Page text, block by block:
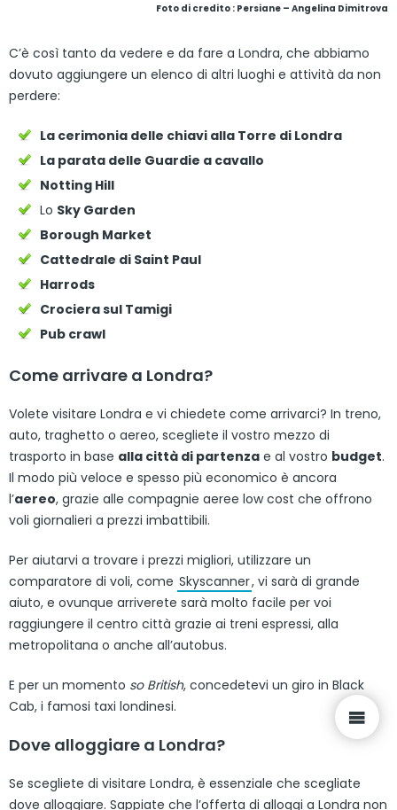
Foto di credito : Persiane – Angelina Dimitrova
C’è così tanto da vedere e da fare a Londra, che abbiamo
dovuto aggiungere un elenco di altri luoghi e attività da non
perdere:
La cerimonia delle chiavi alla Torre di Londra
La parata delle Guardie a cavallo
Notting Hill
Lo Sky Garden
Borough Market
Cattedrale di Saint Paul
Harrods
Crociera sul Tamigi
Pub crawl
Come arrivare a Londra?
Volete visitare Londra e vi chiedete come arrivarci? In treno,
auto, traghetto o aereo, scegliete il vostro mezzo di
trasporto in base alla città di partenza e al vostro budget.
Il modo più veloce e spesso più economico è ancora
l’aereo, grazie alle compagnie aeree low cost che offrono
voli giornalieri a prezzi imbattibili.
Per aiutarvi a trovare i prezzi migliori, utilizzare un
comparatore di voli, come Skyscanner, vi sarà di grande
aiuto, e ovunque arriverete sarà molto facile per voi
raggiungere il centro città grazie ai treni espressi, alla
metropolitana o anche all’autobus.
E per un momento so British, concedetevi un giro in Black
Cab, i famosi taxi londinesi.
Dove alloggiare a Londra?
Se scegliete di visitare Londra, è essenziale che scegliate
dove alloggiare. Sappiate che l’offerta di alloggi a Londra non